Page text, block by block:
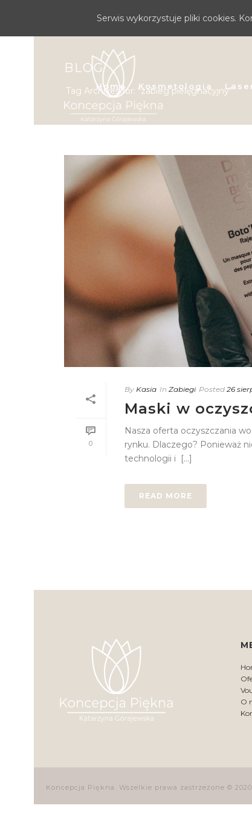
Home Kosmetologia
BLOG
Tag Archives for: "zabieg pielęgnacyjny"
0
By Kasia In Zabiegi Posted 26
Maski w
Nasza oferta oczyszczania
rynku. Dlaczego? Ponieważ
technologii i [...]
READ MORE
O
Koncepcja Piękna. Wszelkie prawa zastrzeżone © 2020
Serwis wykorzystuje pliki cookies.